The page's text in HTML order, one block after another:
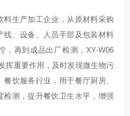
料生产加工企业，从原材料采购
线、设备、人员手部及包装材料
，再到成品出厂检测，XY-W06
挥重要作用，及时发现微生物污
饮服务行业，用于餐厅厨房、
检测，提升餐饮卫生水平，增强